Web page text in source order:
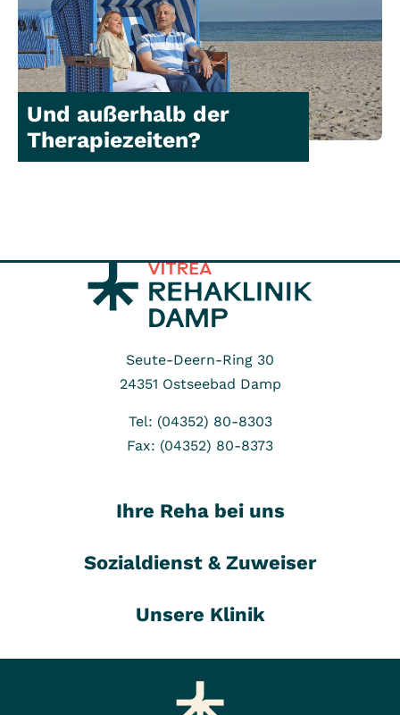
Und außerhalb der
Therapiezeiten?
Seute-Deern-Ring 30
24351 Ostseebad Damp
Tel: (04352) 80-8303
Fax: (04352) 80-8373
Ihre Reha bei uns
Sozialdienst & Zuweiser
Unsere Klinik